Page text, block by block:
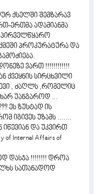
ქსელში შემზარავ
ერთმა ადამიანმა
პირველწყარო
პროკურატურა და
ვართ !!!!!!!!!!!!
ქვეყნის სირცხვილი
, ძაღლს ,რომელიც
უანგაროდ ...
ეს ზუსტად ის
იგივეს უზამს .......
იწევიან და უკვირთ
of Internal Affairs of
დასჯა !!!!!!!! დროა
სათანადოდ